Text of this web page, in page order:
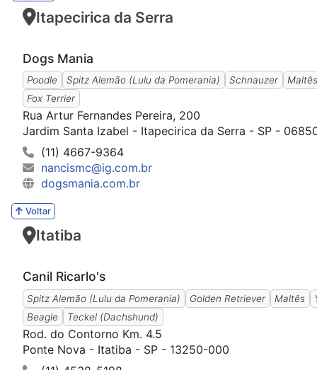
Itapecirica da Serra
Dogs Mania
Poodle Spitz Alemão (Lulu da Pomerania) Schnauzer
Fox Terrier
Rua Artur Fernandes Pereira, 200
Jardim Santa Izabel - Itapecirica da Serra - SP -
(11) 4667-9364
nancismc@ig.com.br
dogsmania.com.br
Voltar
Itatiba
Canil Ricarlo's
Spitz Alemão (Lulu da Pomerania) Golden Retriever Maltês
Beagle
Teckel (Dachshund)
Rod. do Contorno Km. 4.5
Ponte Nova - Itatiba - SP - 13250-000